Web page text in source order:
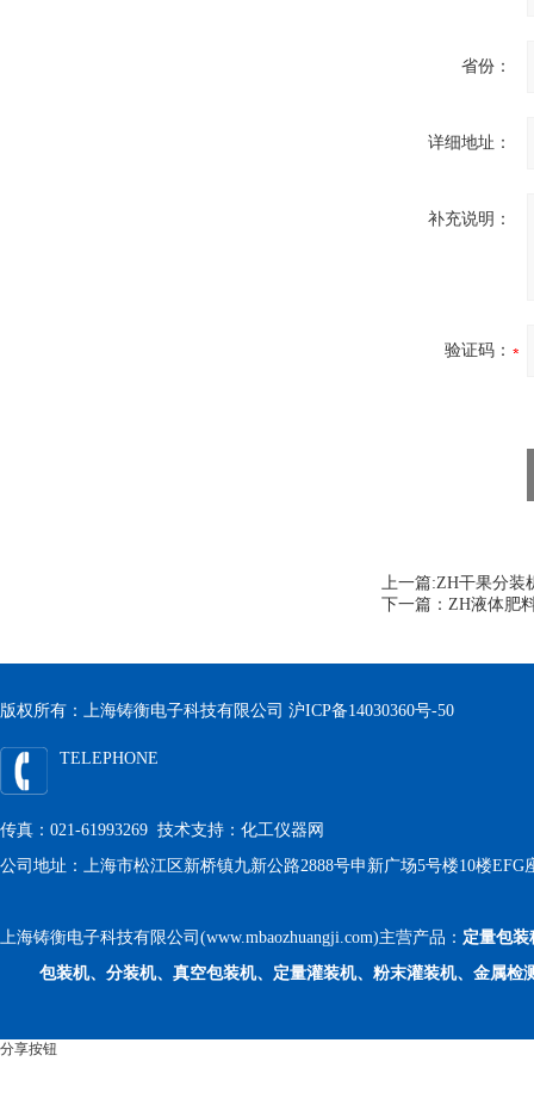
省份：
详细地址：
补充说明：
验证码：
上一篇:ZH干果分装
下一篇： ZH液体肥
版权所有：上海铸衡电子科技有限公司 沪ICP备14030360号-50
TELEPHONE
传真：021-61993269 技术支持： 化工仪器网
公司地址：上海市松江区新桥镇九新公路2888号申新广场5号楼10楼EFG
上海铸衡电子科技有限公司(www.mbaozhuangji.com)主营产品： 定量包装
包装机、分装机、真空包装机、定量灌装机、粉末灌装机、金属检
分享按钮